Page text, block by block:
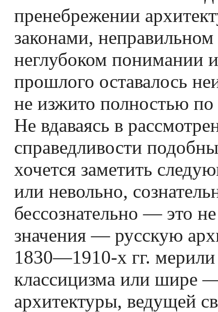
пренебрежении
законами,
неглубоком понимании
прошлого оставалось
не изжито полностью по
Не вдаваясь в
справедливости
хочется заметить
или невольно,
бессознательно — это
значения — русскую
1830—1910-х гг.
классицизма или шире
архитектуры, ведущей